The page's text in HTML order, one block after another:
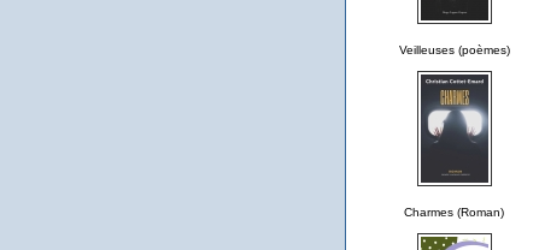
Veilleuses (poèmes)
Charmes (Roman)